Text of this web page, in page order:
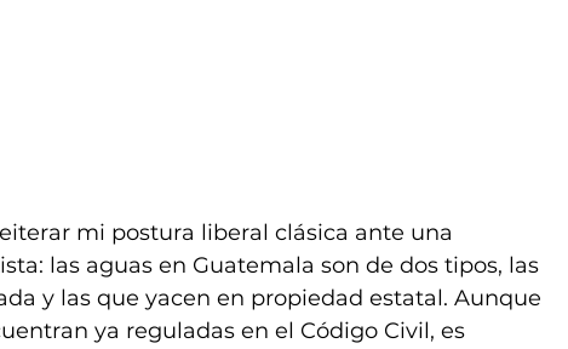
mi postura liberal clásica ante una
las aguas en Guatemala son de dos tipos, las
y las que yacen en propiedad estatal. Aunque
ya reguladas en el Código Civil, es